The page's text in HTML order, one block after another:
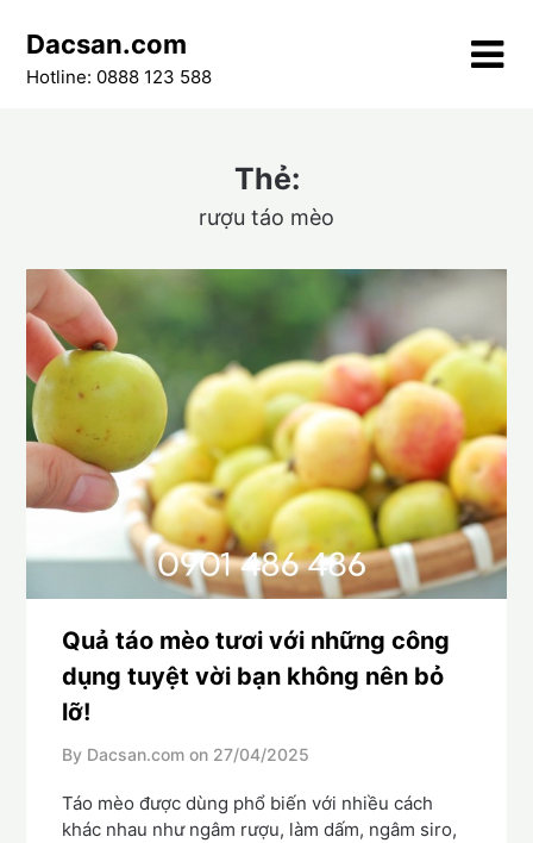
content
Dacsan.com
Hotline: 0888 123 588
Thẻ:
rượu táo mèo
Quả táo mèo tươi với những công
dụng tuyệt vời bạn không nên bỏ
lỡ!
By Dacsan.com on 27/04/2025
Táo mèo được dùng phổ biến với nhiều cách
khác nhau như ngâm rượu, làm dấm, ngâm siro,